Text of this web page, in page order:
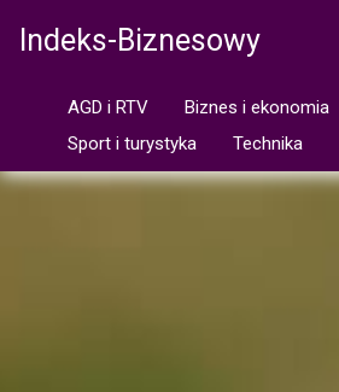
Indeks-Biznesowy
AGD i RTV Biznes i ekonomia
Sport i turystyka
Technika